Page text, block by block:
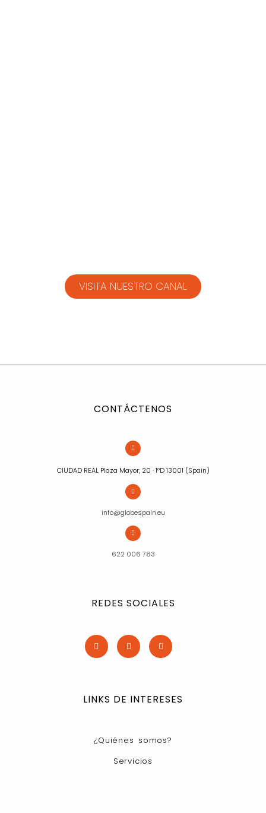
VISITA NUESTRO CANAL
CONTÁCTENOS
CIUDAD REAL Plaza Mayor, 20 · 1ºD 13001 (Spain)
info@globespain.eu
622 006 783
REDES SOCIALES
LINKS DE INTERESES
¿Quiénes somos?
Servicios